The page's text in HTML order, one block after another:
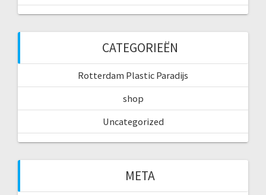
CATEGORIEËN
Rotterdam Plastic Paradijs
shop
Uncategorized
META